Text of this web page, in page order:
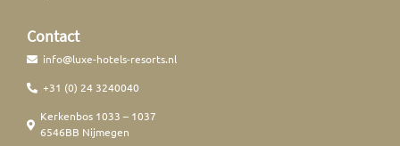
Contact
info@luxe-hotels-resorts.nl
+31 (0) 24 3240040
Kerkenbos 1033 – 1037
6546BB Nijmegen